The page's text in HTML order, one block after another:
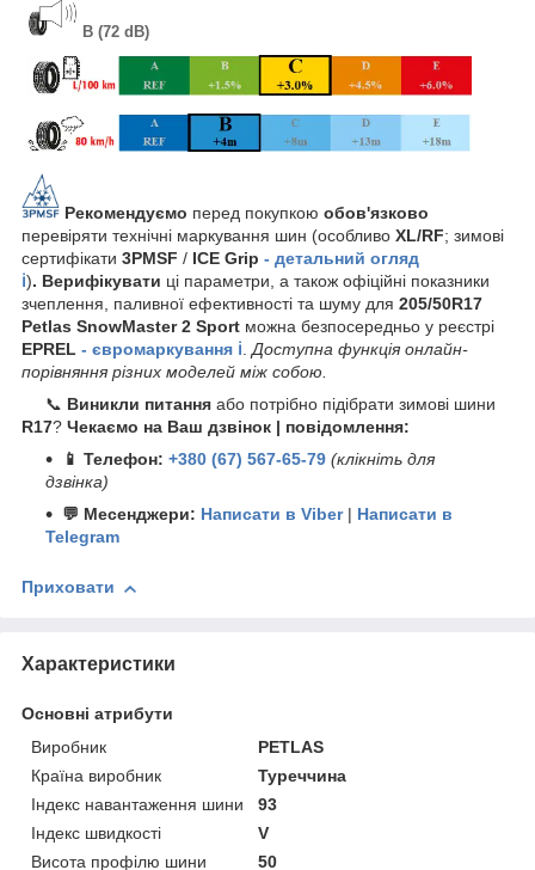
B (72 dB)
Рекомендуємо перед покупкою обов'язково
перевіряти технічні маркування шин (особливо XL/RF; зимові
сертифікати 3PMSF / ICE Grip - детальний огляд
ℹ️). Верифікувати ці параметри, а також офіційні показники
зчеплення, паливної ефективності та шуму для 205/50R17
Petlas SnowMaster 2 Sport можна безпосередньо у реєстрі
EPREL - євромаркування ℹ️.Доступна функція онлайн-
порівняння різних моделей між собою.
📞 Виникли питання або потрібно підібрати зимові шини
R17? Чекаємо на Ваш дзвінок | повідомлення:
📱 Телефон: +380 (67) 567-65-79 (клікніть для
дзвінка)
💬 Месенджери: Написати в Viber| Написати в
Telegram
Приховати
Характеристики
Основні атрибути
Виробник
PETLAS
Країна виробник
Туреччина
Індекс навантаження шини
93
Індекс швидкості
V
Висота профілю шини
50